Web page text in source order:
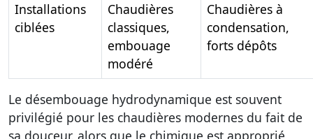
Installations
ciblées
Chaudières
classiques,
embouage
modéré
Chaudières à
condensation,
forts dépôts
Le désembouage hydrodynamique est souvent
privilégié pour les chaudières modernes du fait de
sa douceur, alors que le chimique est approprié